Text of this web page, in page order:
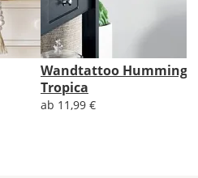
Wandtattoo Humming
Tropica
ab 11,99 €